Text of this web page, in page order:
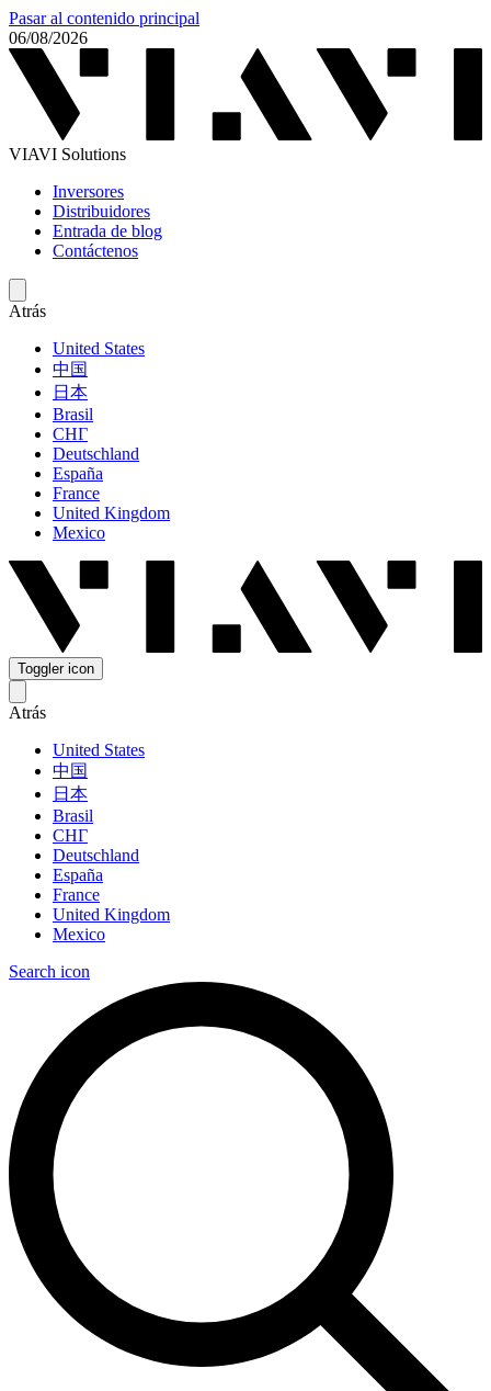
Pasar al contenido principal
06/08/2026
VIAVI Solutions
Inversores
Distribuidores
Entrada de blog
Contáctenos
Atrás
United States
中国
日本
Brasil
СНГ
Deutschland
España
France
United Kingdom
Mexico
Toggler icon
Atrás
United States
中国
日本
Brasil
СНГ
Deutschland
España
France
United Kingdom
Mexico
Search icon